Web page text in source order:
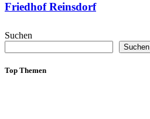
Friedhof Reinsdorf
Suchen
Suchen
Top Themen